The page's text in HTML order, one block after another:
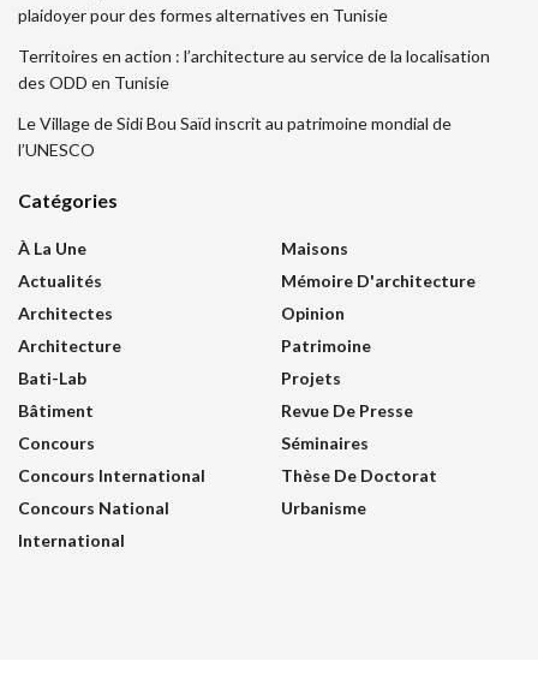
plaidoyer pour des formes alternatives en Tunisie
Territoires en action : l’architecture au service de la localisation
des ODD en Tunisie
Le Village de Sidi Bou Saïd inscrit au patrimoine mondial de
l’UNESCO
Catégories
À La Une
Actualités
Architectes
Architecture
Bati-Lab
Bâtiment
Concours
Concours International
Concours National
International
Maisons
Mémoire D'architecture
Opinion
Patrimoine
Projets
Revue De Presse
Séminaires
Thèse De Doctorat
Urbanisme